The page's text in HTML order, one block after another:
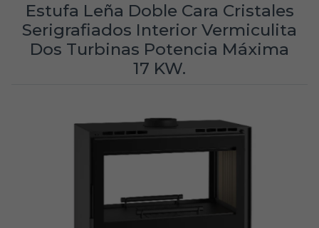
Estufa Leña Doble Cara Cristales
Serigrafiados Interior Vermiculita
Dos Turbinas Potencia Máxima
17 KW.